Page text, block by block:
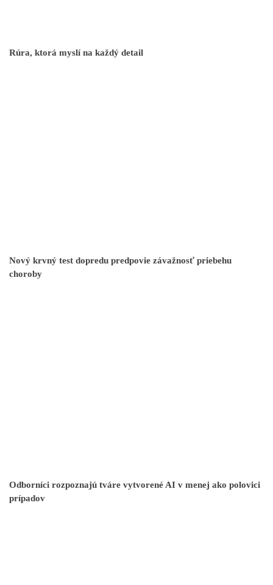
Rúra, ktorá myslí na každý detail
Nový krvný test dopredu predpovie závažnosť priebehu
choroby
Odborníci rozpoznajú tváre vytvorené AI v menej ako polovici
prípadov